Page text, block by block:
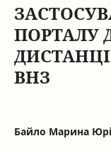
ПОРТАЛУ
ВНЗ
Байло Марина